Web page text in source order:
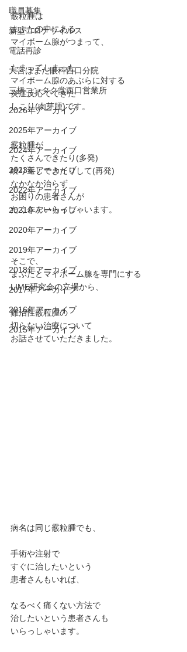
職員募集
新型コロナウイルス
電話再診
大宮はまだ眼科西口分院
三橋コンタク堂西口営業所
2026年アーカイブ
2025年アーカイブ
2024年アーカイブ
2023年アーカイブ
2022年アーカイブ
2021年アーカイブ
2020年アーカイブ
2019年アーカイブ
2018年アーカイブ
2017年アーカイブ
2016年アーカイブ
2015年アーカイブ
霰粒腫は
まぶたの中にある
マイボーム腺がつまって、
たまってしまった
マイボーム腺のあぶらに対する
炎症反応でできた
しこり(肉芽腫)です。
霰粒腫が
たくさんできたり(多発)
繰り返しできたりして(再発)
なかなか治らず
お困りの患者さんが
たくさんいらっしゃいます。
そこで、
まぶたとマイボーム腺を専門にする
LIME研究会の立場から、
難治性霰粒腫の
切らない治療について
お話させていただきました。
病名は同じ霰粒腫でも、
手術や注射で
すぐに治したいという
患者さんもいれば、
なるべく痛くない方法で
治したいという患者さんも
いらっしゃいます。